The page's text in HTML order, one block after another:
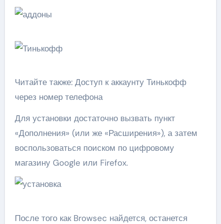
Читайте также: Доступ к аккаунту Тинькофф
через номер телефона
Для установки достаточно вызвать пункт
«Дополнения» (или же «Расширения»), а затем
воспользоваться поиском по цифровому
магазину Google или Firefox.
После того как Browsec найдется, останется